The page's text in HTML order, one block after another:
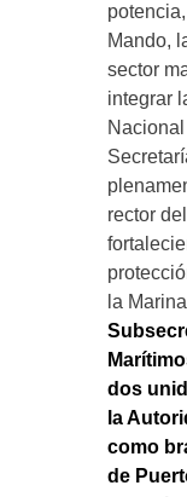
Mando,
sector
integrar
rector
la
dos
la
como
de